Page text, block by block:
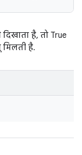
है, तो True
मिलती है.